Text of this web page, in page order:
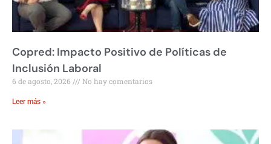
Copred: Impacto Positivo de Políticas de
Inclusión Laboral
6 de agosto, 2026 No hay comentarios
Leer más »